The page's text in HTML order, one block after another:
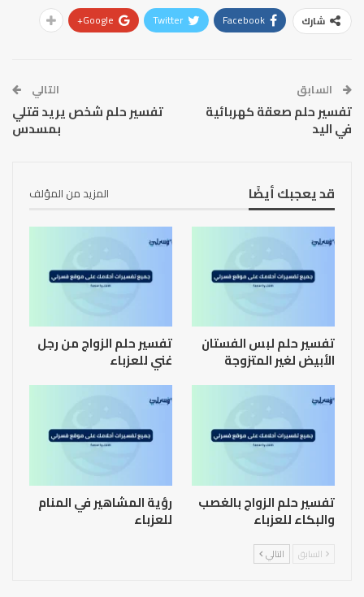
شارك Facebook
Twitter
Google+
السابق
تفسير حلم صعقة كهربائية
في اليد
التالي
تفسير حلم شخص يريد قتلي
بمسدس
قد يعجبك أيضًا المزيد من المؤلف
تفسير حلم لبس الفستان
الأبيض لغير المتزوجة
تفسير حلم الزواج من رجل
غني للعزباء
تفسير حلم الزواج بالغصب
والبكاء للعزباء
رؤية المشاهير في المنام
للعزباء
السابق التالي